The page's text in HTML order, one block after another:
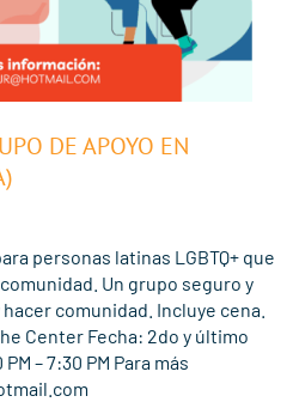
DE APOYO EN
personas latinas LGBTQ+ que
Un grupo seguro y
comunidad. Incluye cena.
Center Fecha: 2do y último
– 7:30 PM Para más